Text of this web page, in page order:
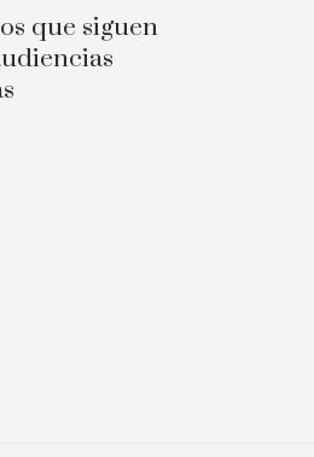
que siguen